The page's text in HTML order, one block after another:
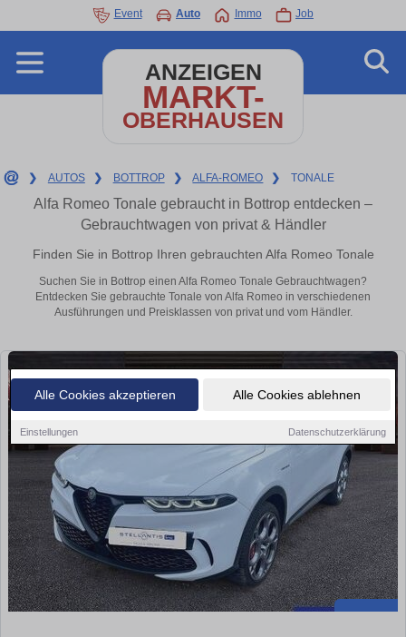
Alle Cookies akzeptieren Alle Cookies ablehnen
Einstellungen Datenschutzerklärung
Event Auto Immo Job
ANZEIGEN
MARKT-
OBERHAUSEN
❯ AUTOS ❯ BOTTROP ❯ ALFA-ROMEO ❯ TONALE
Alfa Romeo Tonale gebraucht in Bottrop entdecken –
Gebrauchtwagen von privat & Händler
Finden Sie in Bottrop Ihren gebrauchten Alfa Romeo Tonale
Suchen Sie in Bottrop einen Alfa Romeo Tonale Gebrauchtwagen?
Entdecken Sie gebrauchte Tonale von Alfa Romeo in verschiedenen
Ausführungen und Preisklassen von privat und vom Händler.